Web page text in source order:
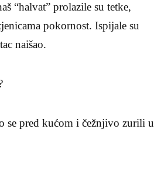
“halvat” prolazile su tetke,
pokornost. Ispijale su
naišao.
se pred kućom i čežnjivo zurili u